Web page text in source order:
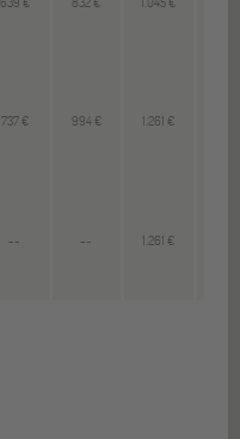
737 € 994 € 1.261 €
-- -- 1.261 €